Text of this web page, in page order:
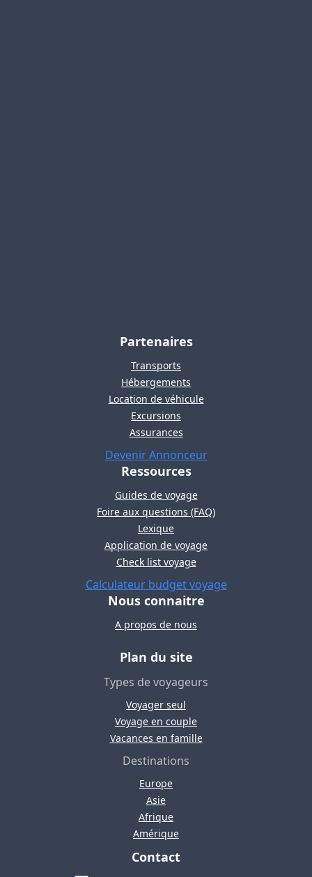
Partenaires
Transports
Hébergements
Location de véhicule
Excursions
Assurances
Devenir Annonceur
Ressources
Guides de voyage
Foire aux questions (FAQ)
Lexique
Application de voyage
Check list voyage
Calculateur budget voyage
Nous connaitre
A propos de nous
Plan du site
Types de voyageurs
Voyager seul
Voyage en couple
Vacances en famille
Destinations
Europe
Asie
Afrique
Amérique
Contact